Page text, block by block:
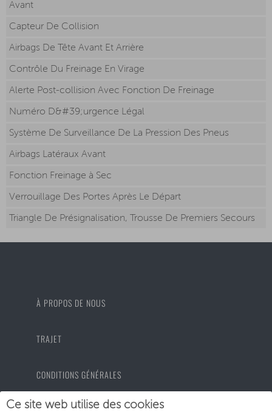
Avant
Capteur De Collision
Airbags De Tête Avant Et Arrière
Contrôle Du Freinage En Virage
Alerte Post-collision Avec Fonction De Freinage
Numéro D&#39;urgence Légal
Système De Surveillance De La Pression Des Pneus
Airbags Latéraux Avant
Fonction Freinage à Sec
Verrouillage Des Portes Après Le Départ
Triangle De Présignalisation, Trousse De Premiers Secours
À PROPOS DE NOUS
TRAJET
CONDITIONS GÉNÉRALES
Ce site web utilise des cookies